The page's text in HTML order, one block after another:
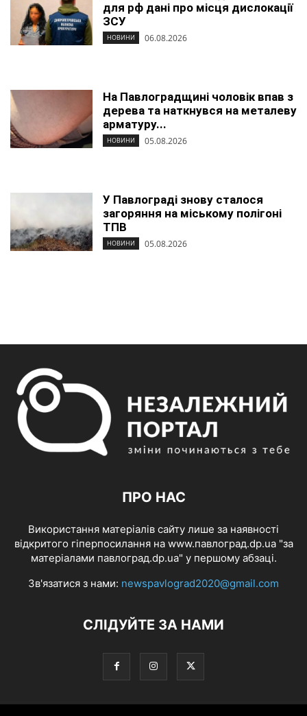
для рф дані про місця дислокації
ЗСУ
НОВИНИ 06.08.2026
На Павлоградщині чоловік впав з
дерева та наткнувся на металеву
арматуру...
НОВИНИ 05.08.2026
У Павлограді знову сталося
загоряння на міському полігоні
ТПВ
НОВИНИ 05.08.2026
ПРО НАС
Використання матеріалів сайту лише за наявності
відкритого гіперпосилання на www.павлоград.dp.ua "за
матеріалами павлоград.dp.ua" у першому абзаці.
Зв'язатися з нами: newspavlograd2020@gmail.com
СЛІДУЙТЕ ЗА НАМИ